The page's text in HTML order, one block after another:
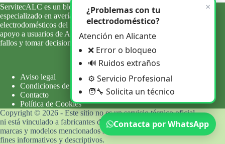
ServitecALC es un blog informativo y de orientación técnica
especializado en averías, errores y problemas habituales de
electrodomésticos del hogar. Ofrecemos información clara y
apoyo a usuarios de Alicante y su provincia para entender
fallos y tomar decisiones con criterio.
Aviso legal
Condiciones de uso
Contacto
Política de Cookies
Copyright © 2026 - Este sitio no es un servicio técnico oficial
ni está vinculado a fabricantes de electrodomésticos. Las
marcas y modelos mencionados se utilizan únicamente con
fines informativos y descriptivos.
×
¿Problemas con tu
electrodoméstico?
Atención en Alicante
❌ Error o bloqueo
🔊 Ruidos extraños
⚙️ Servicio Profesional
🧑‍🔧 Solicita un técnico
Contacta por WhatsApp